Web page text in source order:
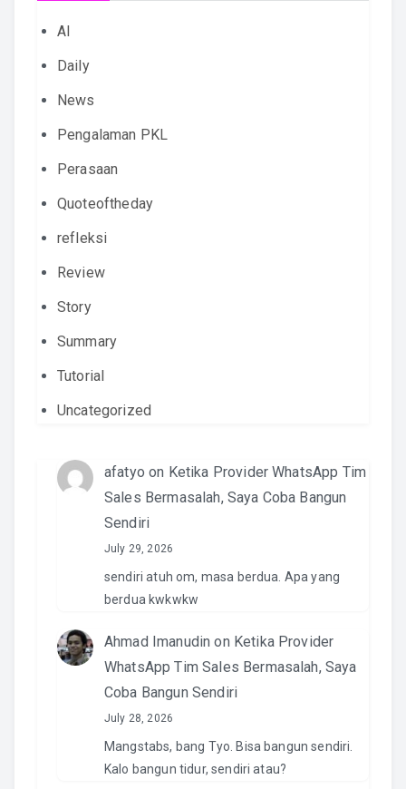
AI
Daily
News
Pengalaman PKL
Perasaan
Quoteoftheday
refleksi
Review
Story
Summary
Tutorial
Uncategorized
afatyo on Ketika Provider WhatsApp Tim
Sales Bermasalah, Saya Coba Bangun
Sendiri
July 29, 2026
sendiri atuh om, masa berdua. Apa yang
berdua kwkwkw
Ahmad Imanudin on Ketika Provider
WhatsApp Tim Sales Bermasalah, Saya
Coba Bangun Sendiri
July 28, 2026
Mangstabs, bang Tyo. Bisa bangun sendiri.
Kalo bangun tidur, sendiri atau?